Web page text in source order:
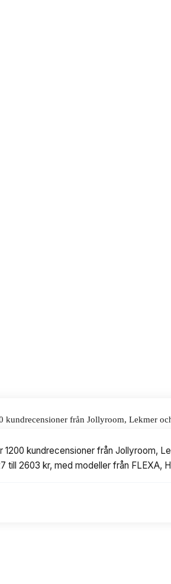
från Jollyroom, Lekmer
1200 kundrecensioner från Jollyroom,
till 2603 kr, med modeller från